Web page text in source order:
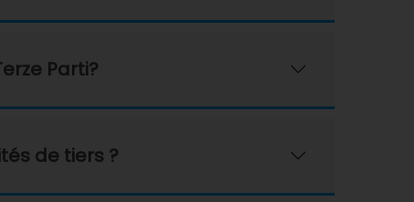
Parti?
de tiers ?